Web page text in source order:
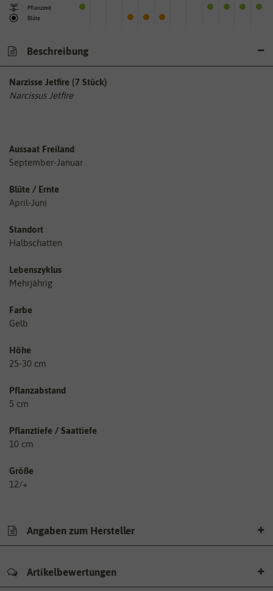
Pflanzzeit
Blüte
Beschreibung
Narzisse Jetfire (7 Stück)
Narcissus Jetfire
Aussaat Freiland
September-Januar
Blüte / Ernte
April-Juni
Standort
Halbschatten
Lebenszyklus
Mehrjährig
Farbe
Gelb
Höhe
25-30 cm
Pflanzabstand
5 cm
Pflanztiefe / Saattiefe
10 cm
Größe
12/+
Angaben zum Hersteller
Artikelbewertungen